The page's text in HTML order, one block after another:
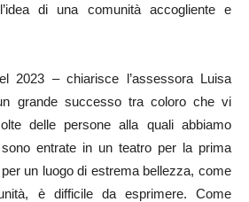
di una comunità accogliente e
2023 – chiarisce l’assessora Luisa
grande successo tra coloro che vi
delle persone alla quali abbiamo
sono entrate in un teatro per la prima
un luogo di estrema bellezza, come
è difficile da esprimere. Come